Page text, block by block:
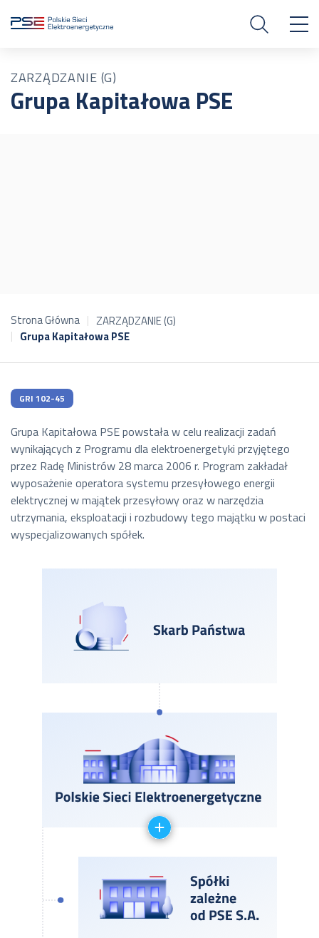
ZARZĄDZANIE (G)
Grupa Kapitałowa PSE
Strona Główna
ZARZĄDZANIE (G)
Grupa Kapitałowa PSE
GRI 102-45
Grupa Kapitałowa PSE powstała w celu realizacji zadań
wynikających z Programu dla elektroenergetyki przyjętego
przez Radę Ministrów 28 marca 2006 r. Program zakładał
wyposażenie operatora systemu przesyłowego energii
elektrycznej w majątek przesyłowy oraz w narzędzia
utrzymania, eksploatacji i rozbudowy tego majątku w postaci
wyspecjalizowanych spółek.